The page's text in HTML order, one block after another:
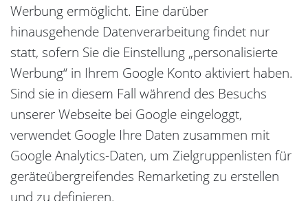
Werbung ermöglicht. Eine darüber
hinausgehende Datenverarbeitung findet nur
statt, sofern Sie die Einstellung „personalisierte
Werbung“ in Ihrem Google Konto aktiviert haben.
Sind sie in diesem Fall während des Besuchs
unserer Webseite bei Google eingeloggt,
verwendet Google Ihre Daten zusammen mit
Google Analytics-Daten, um Zielgruppenlisten für
geräteübergreifendes Remarketing zu erstellen
und zu definieren.